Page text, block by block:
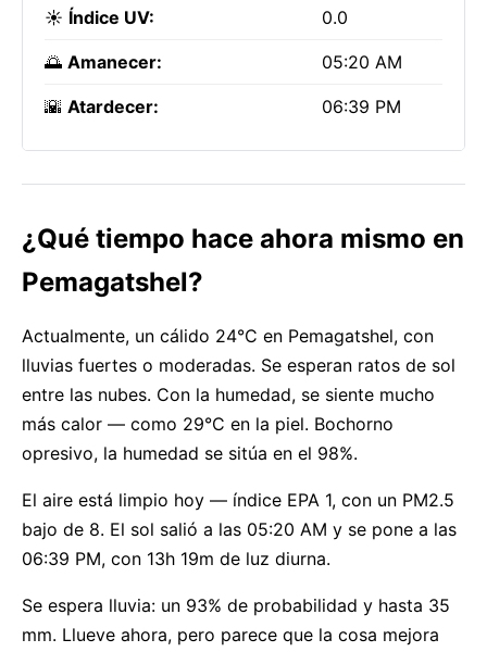
☀️ Índice UV: 0.0
🌅 Amanecer: 05:20 AM
🌇 Atardecer: 06:39 PM
¿Qué tiempo hace ahora mismo en
Pemagatshel?
Actualmente, un cálido 24°C en Pemagatshel, con
lluvias fuertes o moderadas. Se esperan ratos de sol
entre las nubes. Con la humedad, se siente mucho
más calor — como 29°C en la piel. Bochorno
opresivo, la humedad se sitúa en el 98%.
El aire está limpio hoy — índice EPA 1, con un PM2.5
bajo de 8. El sol salió a las 05:20 AM y se pone a las
06:39 PM, con 13h 19m de luz diurna.
Se espera lluvia: un 93% de probabilidad y hasta 35
mm. Llueve ahora, pero parece que la cosa mejora